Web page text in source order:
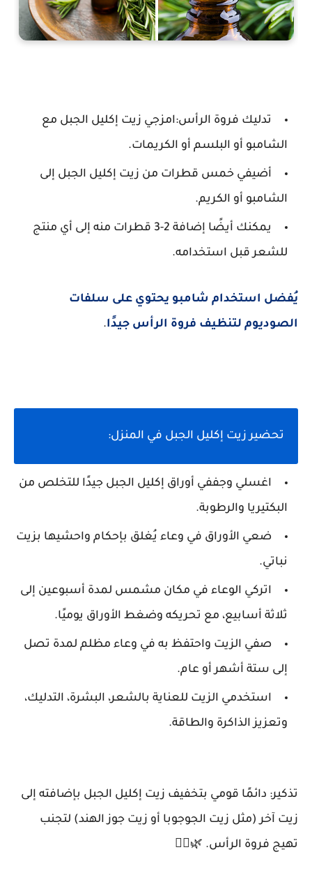
تدليك فروة الرأس:امزجي زيت إكليل الجبل مع
الشامبو أو البلسم أو الكريمات.
أضيفي خمس قطرات من زيت إكليل الجبل إلى
الشامبو أو الكريم.
يمكنك أيضًا إضافة 2-3 قطرات منه إلى أي منتج
للشعر قبل استخدامه.
يُفضل استخدام شامبو يحتوي على سلفات
الصوديوم لتنظيف فروة الرأس جيدًا.
تحضير زيت إكليل الجبل في المنزل:
اغسلي وجففي أوراق إكليل الجبل جيدًا للتخلص من
البكتيريا والرطوبة.
ضعي الأوراق في وعاء يُغلق بإحكام واحشيها بزيت
نباتي.
اتركي الوعاء في مكان مشمس لمدة أسبوعين إلى
ثلاثة أسابيع، مع تحريكه وضغط الأوراق يوميًا.
صفي الزيت واحتفظ به في وعاء مظلم لمدة تصل
إلى ستة أشهر أو عام.
استخدمي الزيت للعناية بالشعر، البشرة، التدليك،
وتعزيز الذاكرة والطاقة.
تذكير: دائمًا قومي بتخفيف زيت إكليل الجبل بإضافته إلى
زيت آخر (مثل زيت الجوجوبا أو زيت جوز الهند) لتجنب
تهيج فروة الرأس. 🌿💆‍♀️